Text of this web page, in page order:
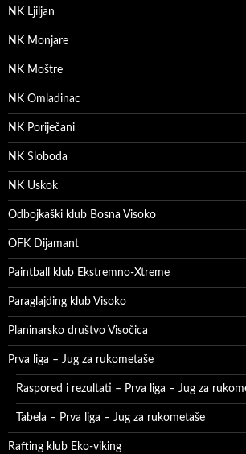
NK Ljiljan
NK Monjare
NK Moštre
NK Omladinac
NK Poriječani
NK Sloboda
NK Uskok
Odbojkaški klub Bosna Visoko
OFK Dijamant
Paintball klub Ekstremno-Xtreme
Paraglajding klub Visoko
Planinarsko društvo Visočica
Prva liga – Jug za rukometaše
Raspored i rezultati – Prva liga – Jug za
Tabela – Prva liga – Jug za rukometaše
Rafting klub Eko-viking